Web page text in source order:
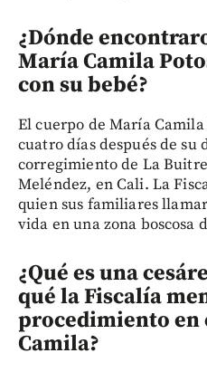
¿Dónde
María Camila
con su bebé?
El cuerpo de María
cuatro días después de su
corregimiento de La
Meléndez, en Cali. La
quien sus familiares
vida en una zona boscosa
¿Qué es una
qué la Fiscalía
procedimiento en
Camila?